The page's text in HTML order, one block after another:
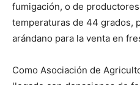
fumigación, o de
temperaturas de 44 grados,
arándano para la venta en
Como Asociación de